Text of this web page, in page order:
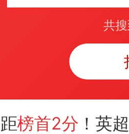
共搜
距榜首2分 ！英